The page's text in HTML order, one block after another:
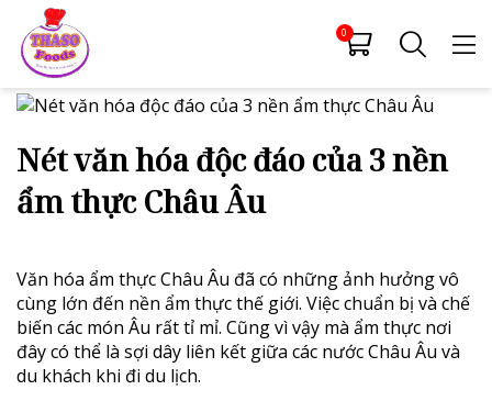
0
Nét văn hóa độc đáo của 3 nền
ẩm thực Châu Âu
Văn hóa ẩm thực Châu Âu đã có những ảnh hưởng vô
cùng lớn đến nền ẩm thực thế giới. Việc chuẩn bị và chế
biến các món Âu rất tỉ mỉ. Cũng vì vậy mà ẩm thực nơi
đây có thể là sợi dây liên kết giữa các nước Châu Âu và
du khách khi đi du lịch.